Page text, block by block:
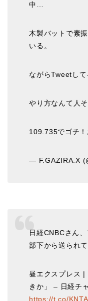
中…
木製バットで素
いる。
やり方なんて人
109.735でゴチ！
— F.GAZIRA.X
日経CNBCさん
部下から送られて
昼エクスプレス |
きか」 – 日経チ
https://t.co/